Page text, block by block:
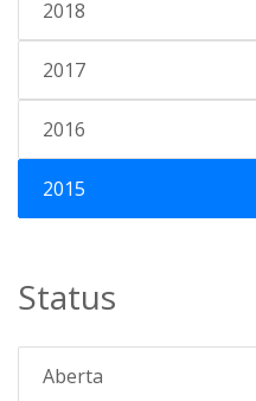
2018
2017
2016
2015
Status
Aberta